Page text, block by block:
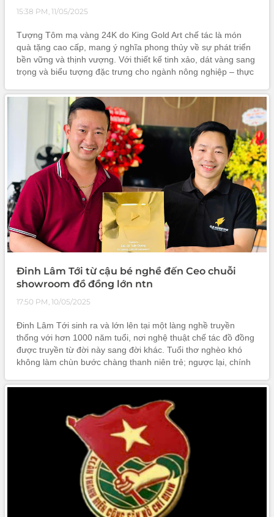
15:38 PM, 11/05/2025
Tượng Tôm mạ vàng 24K do King Gold Art chế tác là món
quà tặng cao cấp, mang ý nghĩa phong thủy về sự phát triển
bền vững và thịnh vượng. Với thiết kế tinh xảo, dát vàng sang
trọng và biểu tượng đặc trưng cho ngành nông nghiệp – thực
thành lập,
Đinh Lâm Tới từ cậu bé nghề đến Ceo chuỗi
showroom đồ đồng lớn ntn
17:50 PM, 10/05/2025
Đinh Lâm Tới sinh ra và lớn lên tại một làng nghề truyền
thống với hơn 1000 năm tuổi, nơi nghệ thuật chế tác đồ đồng
được truyền từ đời này sang đời khác. Tuổi thơ nghèo khó
không làm chùn bước chàng thanh niên trẻ; ngược lại, chính
những sản phẩm